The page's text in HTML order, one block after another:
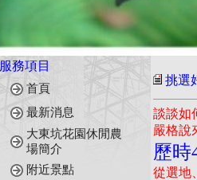
服務項目
首頁
最新消息
大東坑花園休閒農
場簡介
附近景點
挑選
談談如
嚴格說
歷時
從選地